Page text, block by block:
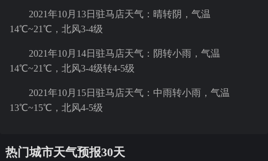
2021年10月13日驻马店天气：晴转阴，气温
14℃~21℃，北风3-4级
2021年10月14日驻马店天气：阴转小雨，气温
14℃~21℃，北风3-4级转4-5级
2021年10月15日驻马店天气：中雨转小雨，气温
13℃~15℃，北风4-5级
热门城市天气预报30天